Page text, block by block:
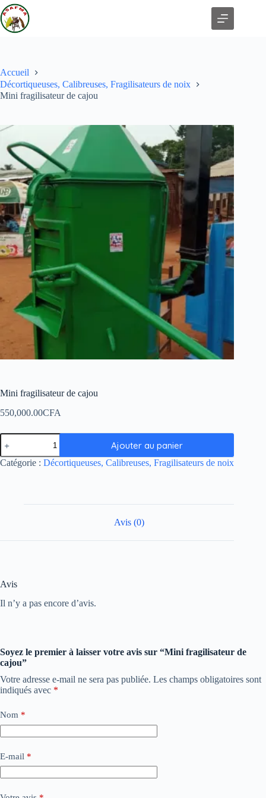
Accueil
Décortiqueuses, Calibreuses, Fragilisateurs de noix
Mini fragilisateur de cajou
Mini fragilisateur de cajou
550,000.00CFA
Ajouter au panier
Catégorie : Décortiqueuses, Calibreuses, Fragilisateurs de noix
Avis (0)
Avis
Il n’y a pas encore d’avis.
Soyez le premier à laisser votre avis sur “Mini fragilisateur de
cajou”
Votre adresse e-mail ne sera pas publiée. Les champs obligatoires sont
indiqués avec *
Nom *
E-mail *